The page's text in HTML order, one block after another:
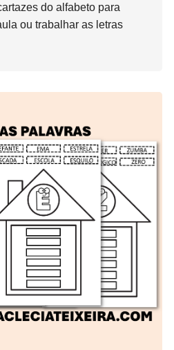
do alfabeto para
ou trabalhar as letras